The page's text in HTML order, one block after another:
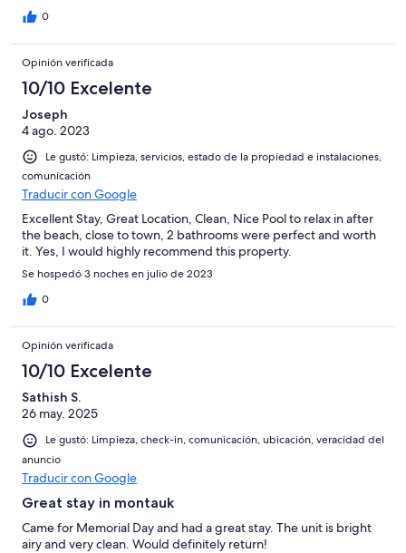
0
Opinión verificada
10/10 Excelente
Joseph
4 ago. 2023
Le gustó: Limpieza, servicios, estado de la propiedad e instalaciones,
comunicación
Traducir con Google
Excellent Stay, Great Location, Clean, Nice Pool to relax in after
the beach, close to town, 2 bathrooms were perfect and worth
it. Yes, I would highly recommend this property.
Se hospedó 3 noches en julio de 2023
0
Opinión verificada
10/10 Excelente
Sathish S.
26 may. 2025
Le gustó: Limpieza, check-in, comunicación, ubicación, veracidad del
anuncio
Traducir con Google
Great stay in montauk
Came for Memorial Day and had a great stay. The unit is bright
airy and very clean. Would definitely return!